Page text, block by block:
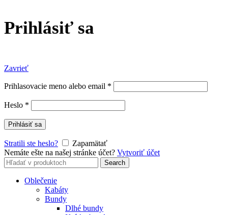
Prihlásiť sa
Zavrieť
Prihlasovacie meno alebo email *
Heslo *
Prihlásiť sa
Stratili ste heslo?
Zapamätať
Nemáte ešte na našej stránke účet? Vytvoriť účet
Search
for:
Search
Oblečenie
Kabáty
Bundy
Dlhé bundy